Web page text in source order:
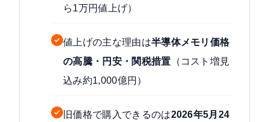
ら1万円値上げ）
値上げの主な理由は半導体メモリ価格
の高騰・円安・関税措置 （コスト増見
込み約1,000億円）
旧価格で購入できるのは2026年5月24